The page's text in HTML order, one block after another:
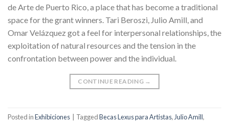
de Arte de Puerto Rico, a place that has become a traditional
space for the grant winners. Tari Beroszi, Julio Amill, and
Omar Velázquez got a feel for interpersonal relationships, the
exploitation of natural resources and the tension in the
confrontation between power and the individual.
CONTINUE READING →
Posted inExhibiciones TaggedBecas Lexus para Artistas, Julio Amill,